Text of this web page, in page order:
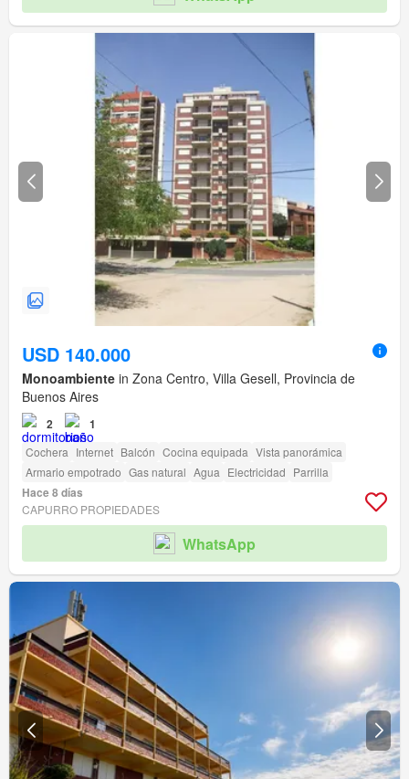
USD 140.000
Monoambiente in Zona Centro, Villa Gesell, Provincia de
Buenos Aires
2 1
Cochera Internet Balcón Cocina equipada Vista panorámica
Armario empotrado Gas natural Agua Electricidad Parrilla
Hace 8 días
CAPURRO PROPIEDADES
WhatsApp